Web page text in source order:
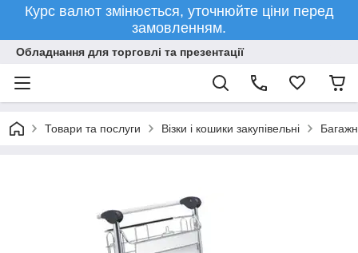
Курс валют змінюється, уточнюйте ціни перед
замовленням.
Обладнання для торговлі та презентації
Товари та послуги Візки і кошики закупівельні